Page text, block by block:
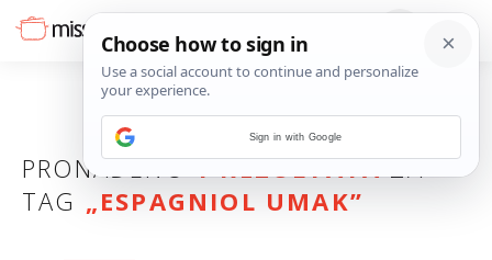
PRONAĐENO1 REZULTATAZA
TAG „ESPAGNIOL UMAK”
Sign in with Google